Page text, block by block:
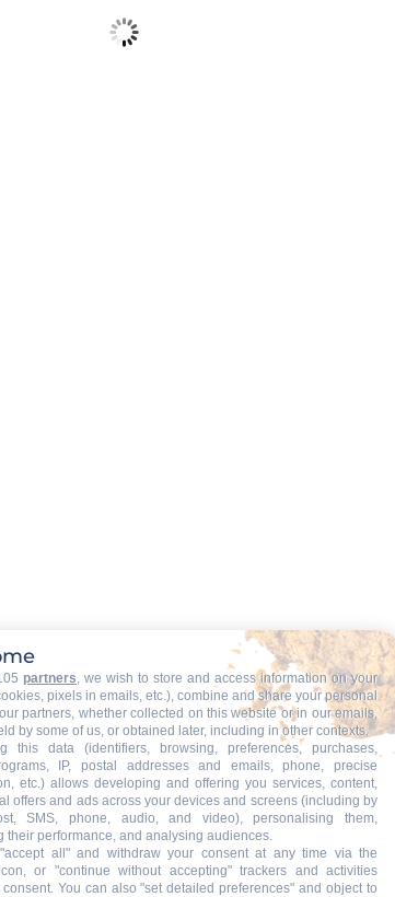
partners, we wish to store and access information on your
pixels in emails, etc.), combine and share your personal
partners, whether collected on this website or in our emails,
by some of us, or obtained later, including in other contexts.
this data (identifiers, browsing, preferences, purchases,
IP, postal addresses and emails, phone, precise
etc.) allows developing and offering you services, content,
offers and ads across your devices and screens (including by
SMS, phone, audio, and video), personalising them,
their performance, and analysing audiences.
all" and withdraw your consent at any time via the
or "continue without accepting" trackers and activities
You can also "set detailed preferences" and object to